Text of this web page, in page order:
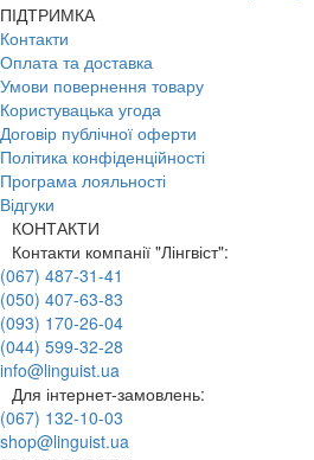
ПІДТРИМКА
Контакти
Оплата та доставка
Умови повернення товару
Користувацька угода
Договір публічної оферти
Політика конфіденційності
Програма лояльності
Відгуки
КОНТАКТИ
Контакти компанії "Лінгвіст":
(067) 487-31-41
(050) 407-63-83
(093) 170-26-04
(044) 599-32-28
info@linguist.ua
Для інтернет-замовлень:
(067) 132-10-03
shop@linguist.ua